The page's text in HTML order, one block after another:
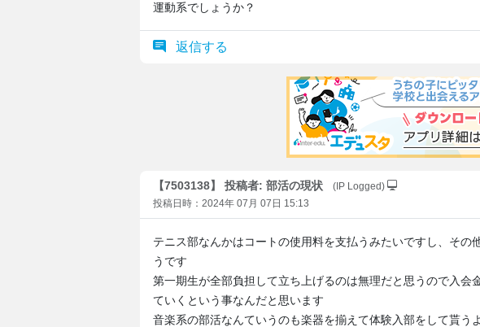
運動系でしょうか？
返信する
【7503138】 投稿者: 部活の現状
(IP Logged)
投稿日時：2024年 07月 07日 15:13
テニス部なんかはコートの使用料を支払うみたいですし、その
うです
第一期生が全部負担して立ち上げるのは無理だと思うので入会
ていくという事なんだと思います
音楽系の部活なんていうのも楽器を揃えて体験入部をして貰う